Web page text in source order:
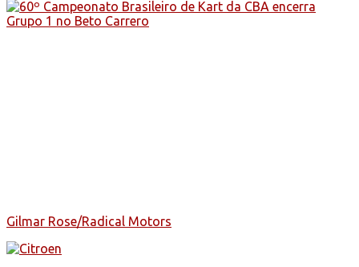
Gilmar Rose/Radical Motors